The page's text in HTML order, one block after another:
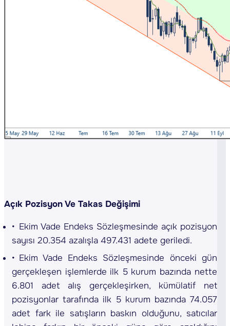
Açık Pozisyon Ve Takas Değişimi
Ekim Vade Endeks Sözleşmesinde açık pozisyon
sayısı 20.354 azalışla 497.431 adete geriledi.
Ekim Vade Endeks Sözleşmesinde önceki gün
gerçekleşen işlemlerde ilk 5 kurum bazında nette
6.801 adet alış gerçekleşirken, kümülatif net
pozisyonlar tarafında ilk 5 kurum bazında 74.057
adet fark ile satışların baskın olduğunu, satıcılar